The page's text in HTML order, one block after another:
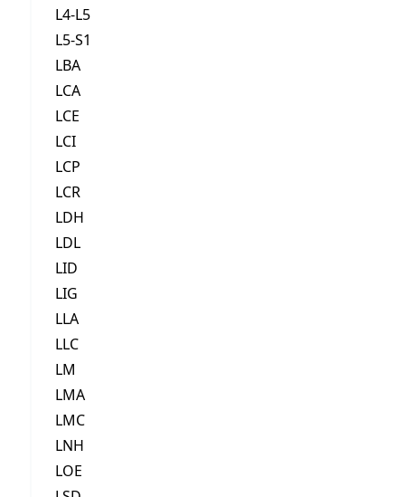
L4-L5
L5-S1
LBA
LCA
LCE
LCI
LCP
LCR
LDH
LDL
LID
LIG
LLA
LLC
LM
LMA
LMC
LNH
LOE